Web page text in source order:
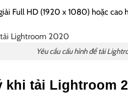
Full HD (1920 x 1080) hoặc cao
Yêu cầu cấu hình để tải
tải Lightroom